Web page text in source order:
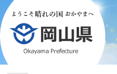
ペ
ー
ジ
の
先
頭
メ
ニ
ュ
ー
を
飛